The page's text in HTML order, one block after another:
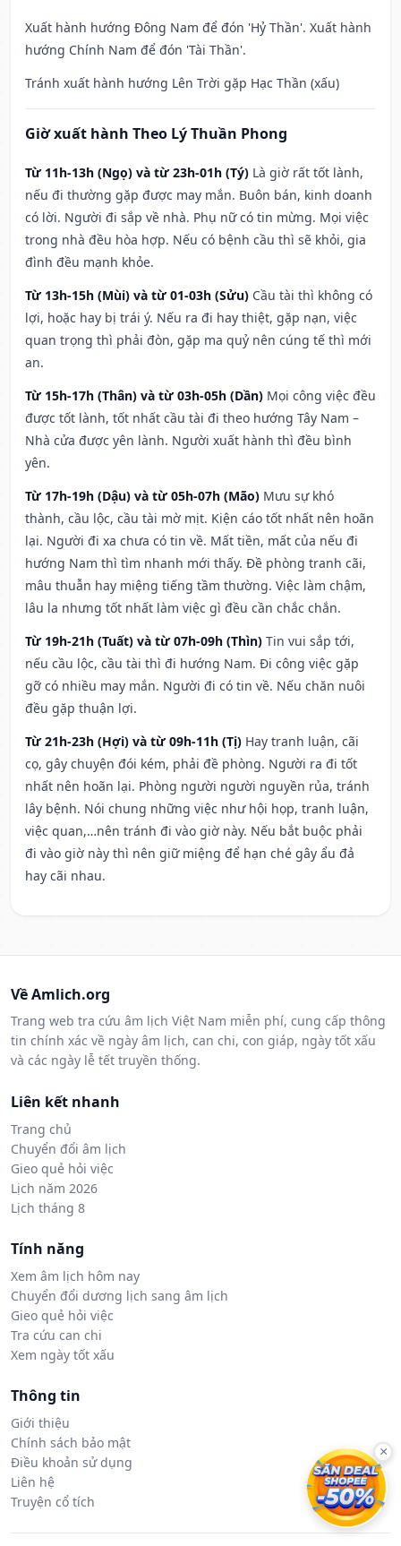
Xuất hành hướng Đông Nam để đón 'Hỷ Thần'. Xuất hành
hướng Chính Nam để đón 'Tài Thần'.
Tránh xuất hành hướng Lên Trời gặp Hạc Thần (xấu)
Giờ xuất hành Theo Lý Thuần Phong
Từ 11h-13h (Ngọ) và từ 23h-01h (Tý) Là giờ rất tốt lành,
nếu đi thường gặp được may mắn. Buôn bán, kinh doanh
có lời. Người đi sắp về nhà. Phụ nữ có tin mừng. Mọi việc
trong nhà đều hòa hợp. Nếu có bệnh cầu thì sẽ khỏi, gia
đình đều mạnh khỏe.
Từ 13h-15h (Mùi) và từ 01-03h (Sửu) Cầu tài thì không có
lợi, hoặc hay bị trái ý. Nếu ra đi hay thiệt, gặp nạn, việc
quan trọng thì phải đòn, gặp ma quỷ nên cúng tế thì mới
an.
Từ 15h-17h (Thân) và từ 03h-05h (Dần) Mọi công việc đều
được tốt lành, tốt nhất cầu tài đi theo hướng Tây Nam –
Nhà cửa được yên lành. Người xuất hành thì đều bình
yên.
Từ 17h-19h (Dậu) và từ 05h-07h (Mão) Mưu sự khó
thành, cầu lộc, cầu tài mờ mịt. Kiện cáo tốt nhất nên hoãn
lại. Người đi xa chưa có tin về. Mất tiền, mất của nếu đi
hướng Nam thì tìm nhanh mới thấy. Đề phòng tranh cãi,
mâu thuẫn hay miệng tiếng tầm thường. Việc làm chậm,
lâu la nhưng tốt nhất làm việc gì đều cần chắc chắn.
Từ 19h-21h (Tuất) và từ 07h-09h (Thìn) Tin vui sắp tới,
nếu cầu lộc, cầu tài thì đi hướng Nam. Đi công việc gặp
gỡ có nhiều may mắn. Người đi có tin về. Nếu chăn nuôi
đều gặp thuận lợi.
Từ 21h-23h (Hợi) và từ 09h-11h (Tị) Hay tranh luận, cãi
cọ, gây chuyện đói kém, phải đề phòng. Người ra đi tốt
nhất nên hoãn lại. Phòng người người nguyền rủa, tránh
lây bệnh. Nói chung những việc như hội họp, tranh luận,
việc quan,…nên tránh đi vào giờ này. Nếu bắt buộc phải
đi vào giờ này thì nên giữ miệng để hạn ché gây ẩu đả
hay cãi nhau.
Về Amlich.org
Trang web tra cứu âm lịch Việt Nam miễn phí, cung cấp thông
tin chính xác về ngày âm lịch, can chi, con giáp, ngày tốt xấu
và các ngày lễ tết truyền thống.
Liên kết nhanh
Trang chủ
Chuyển đổi âm lịch
Gieo quẻ hỏi việc
Lịch năm 2026
Lịch tháng 8
Tính năng
Xem âm lịch hôm nay
Chuyển đổi dương lịch sang âm lịch
Gieo quẻ hỏi việc
Tra cứu can chi
Xem ngày tốt xấu
Thông tin
Giới thiệu
Chính sách bảo mật
Điều khoản sử dụng
Liên hệ
Truyện cổ tích
×